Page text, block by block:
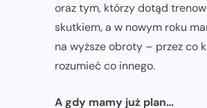
oraz tym, którzy dotąd
skutkiem, a w nowym roku
na wyższe obroty – przez co
rozumieć co innego.
A gdy mamy już plan…